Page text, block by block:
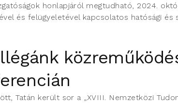
honlapjáról megtudható, 2024.
és felügyeletével kapcsolatos hatósági és
Tatán került sor a „XVIII. Nemzetközi